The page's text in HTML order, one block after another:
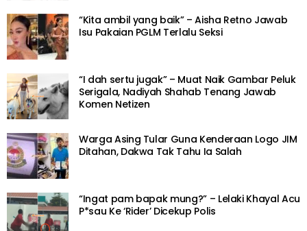
“Kita ambil yang baik” – Aisha Retno Jawab
Isu Pakaian PGLM Terlalu Seksi
“I dah sertu jugak” – Muat Naik Gambar Peluk
Serigala, Nadiyah Shahab Tenang Jawab
Komen Netizen
Warga Asing Tular Guna Kenderaan Logo JIM
Ditahan, Dakwa Tak Tahu Ia Salah
“Ingat pam bapak mung?” – Lelaki Khayal Acu
P*sau Ke ‘Rider’ Dicekup Polis